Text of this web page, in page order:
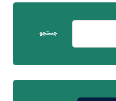
جستجو